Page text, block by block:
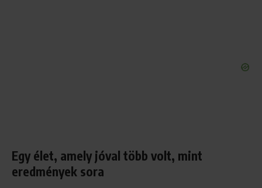
Egy élet, amely jóval több volt, mint
eredmények sora